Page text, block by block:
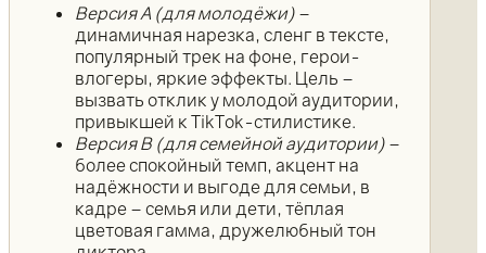
Версия А (для молодёжи) –
динамичная нарезка, сленг в тексте,
популярный трек на фоне, герои-
влогеры, яркие эффекты. Цель –
вызвать отклик у молодой аудитории,
привыкшей к TikTok-стилистике.
Версия B (для семейной аудитории) –
более спокойный темп, акцент на
надёжности и выгоде для семьи, в
кадре – семья или дети, тёплая
цветовая гамма, дружелюбный тон